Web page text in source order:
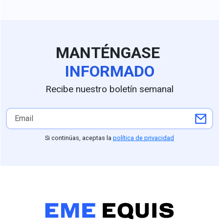
principal obstáculo.MANTÉNGASE
INFORMADO
Recibe nuestro boletín semanal
Si continúas, aceptas la política de privacidad